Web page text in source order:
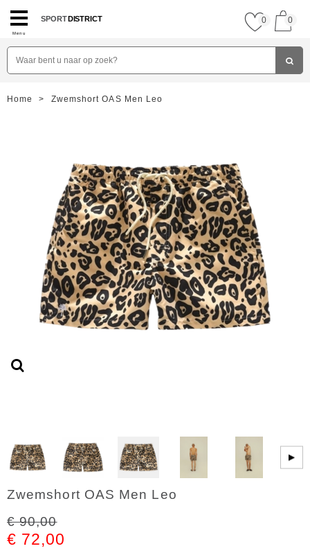
Menu
SPORTDISTRICT 0 0
Home > Zwemshort OAS Men Leo
▶
Zwemshort OAS Men Leo
€ 90,00
€ 72,00